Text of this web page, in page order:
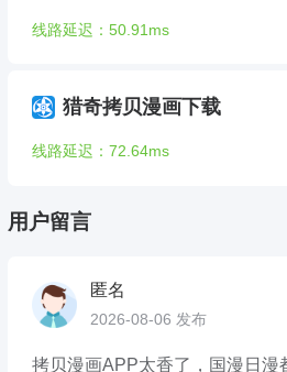
线路延迟：50.91ms
猎奇拷贝漫画下载
线路延迟：72.64ms
用户留言
匿名
2026-08-06 发布
拷贝漫画APP太香了，国漫日漫